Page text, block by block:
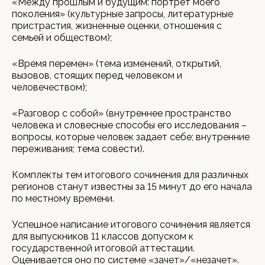
поколения» (культурные запросы, литературные
пристрастия, жизненные оценки, отношения с
семьей и обществом);
«Время перемен» (тема изменений, открытий,
вызовов, стоящих перед человеком и
человечеством);
«Разговор с собой» (внутреннее пространство
человека и словесные способы его исследования –
вопросы, которые человек задает себе; внутренние
переживания; тема совести).
Комплекты тем итогового сочинения для различных
регионов станут известны за 15 минут до его начала
по местному времени.
Успешное написание итогового сочинения является
для выпускников 11 классов допуском к
государственной итоговой аттестации.
Оценивается оно по системе «зачет»/«незачет».